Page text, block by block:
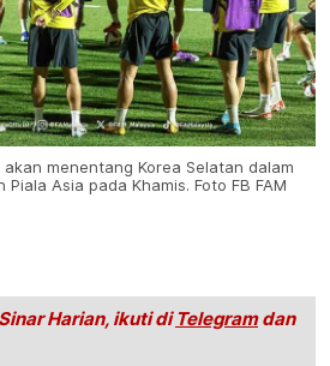
akan menentang Korea Selatan dalam
Asia pada Khamis. Foto FB FAM
Harian, ikuti di Telegramdan